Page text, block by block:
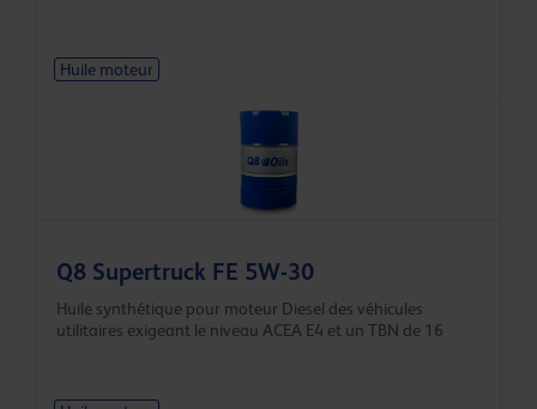
Huile moteur
Q8 Supertruck FE 5W-30
Huile synthétique pour moteur Diesel des véhicules
utilitaires exigeant le niveau ACEA E4 et un TBN de 16